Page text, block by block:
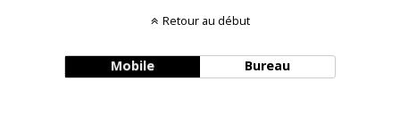
Retour au début
Mobile Bureau